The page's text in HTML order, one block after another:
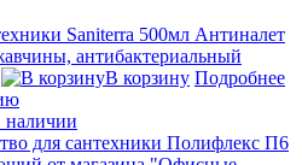
Saniterra 500мл Антиналет
антибактериальный
В корзину Подробнее
наличии